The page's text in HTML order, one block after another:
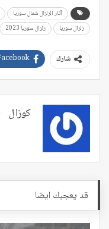
آثار الزلزال شمال سوريا
زلزال سوريا
زلزال سوريا 2023
شارك
كوزال
قد يعجبك ايضا